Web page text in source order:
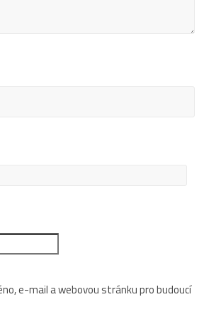
e-mail a webovou stránku pro budoucí